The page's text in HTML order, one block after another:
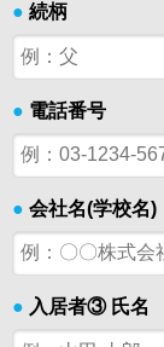
● 続柄
● 電話番号
● 会社名(学校名)
● 入居者③ 氏名